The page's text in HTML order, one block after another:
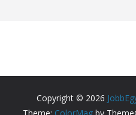
Copyright © 2026